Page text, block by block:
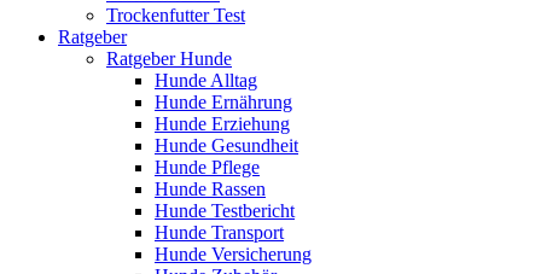
Trockenfutter Test
Ratgeber
Ratgeber Hunde
Hunde Alltag
Hunde Ernährung
Hunde Erziehung
Hunde Gesundheit
Hunde Pflege
Hunde Rassen
Hunde Testbericht
Hunde Transport
Hunde Versicherung